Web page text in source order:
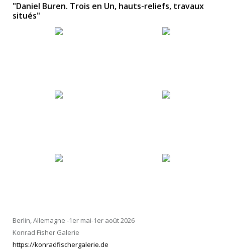
"Daniel Buren. Trois en Un, hauts-reliefs, travaux
situés"
Berlin, Allemagne -1er mai-1er août 2026
Konrad Fisher Galerie
https://konradfischergalerie.de